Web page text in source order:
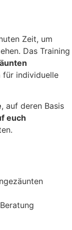
Zeit, um
Das Training
für individuelle
, auf deren Basis
euch